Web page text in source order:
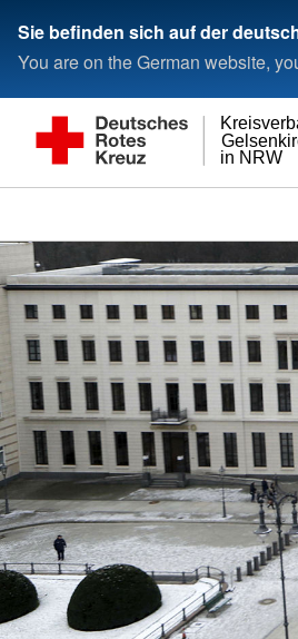
Sie befinden sich auf der
You are on the German website,
in NRW